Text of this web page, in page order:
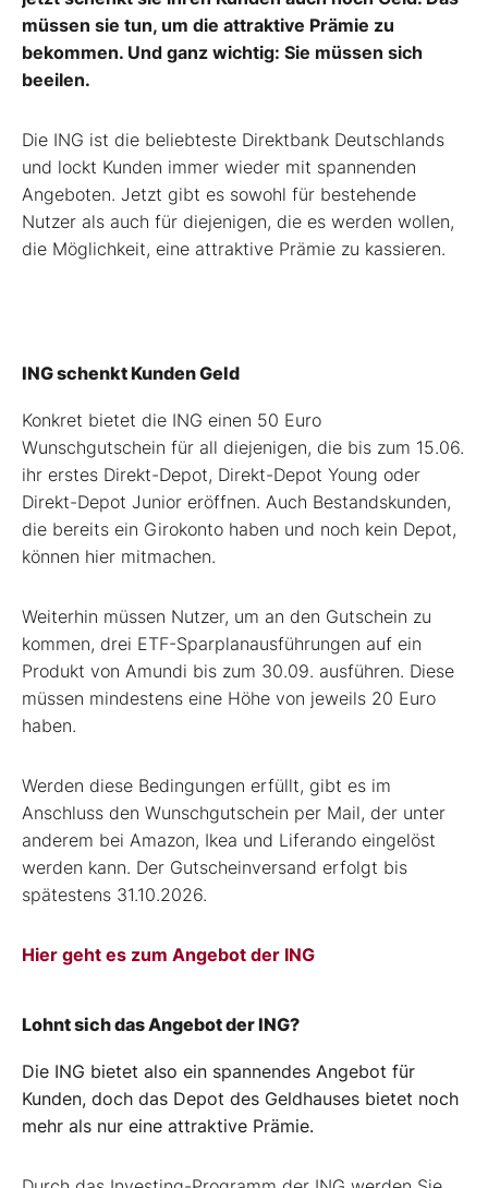
müssen sie tun, um die attraktive Prämie zu
bekommen. Und ganz wichtig: Sie müssen sich
beeilen.
Die ING ist die beliebteste Direktbank Deutschlands
und lockt Kunden immer wieder mit spannenden
Angeboten. Jetzt gibt es sowohl für bestehende
Nutzer als auch für diejenigen, die es werden wollen,
die Möglichkeit, eine attraktive Prämie zu kassieren.
ING schenkt Kunden Geld
Konkret bietet die ING einen 50 Euro
Wunschgutschein für all diejenigen, die bis zum 15.06.
ihr erstes Direkt-Depot, Direkt-Depot Young oder
Direkt-Depot Junior eröffnen. Auch Bestandskunden,
die bereits ein Girokonto haben und noch kein Depot,
können hier mitmachen.
Weiterhin müssen Nutzer, um an den Gutschein zu
kommen, drei ETF-Sparplanausführungen auf ein
Produkt von Amundi bis zum 30.09. ausführen. Diese
müssen mindestens eine Höhe von jeweils 20 Euro
haben.
Werden diese Bedingungen erfüllt, gibt es im
Anschluss den Wunschgutschein per Mail, der unter
anderem bei Amazon, Ikea und Liferando eingelöst
werden kann. Der Gutscheinversand erfolgt bis
spätestens 31.10.2026.
Hier geht es zum Angebot der ING
Lohnt sich das Angebot der ING?
Die ING bietet also ein spannendes Angebot für
Kunden, doch das Depot des Geldhauses bietet noch
mehr als nur eine attraktive Prämie.